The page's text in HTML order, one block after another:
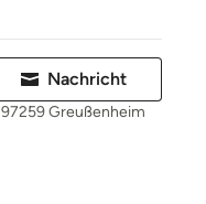
Nachricht
97259 Greußenheim